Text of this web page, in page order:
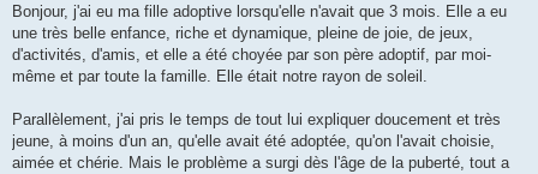
s
a
g
n
l
u
Bonjour, j'ai eu ma fille adoptive lorsqu'elle n'avait que 3 mois. Elle a eu
une très belle enfance, riche et dynamique, pleine de joie, de jeux,
d'activités, d'amis, et elle a été choyée par son père adoptif, par moi-
même et par toute la famille. Elle était notre rayon de soleil.
Parallèlement, j'ai pris le temps de tout lui expliquer doucement et très
jeune, à moins d'un an, qu'elle avait été adoptée, qu'on l'avait choisie,
aimée et chérie. Mais le problème a surgi dès l'âge de la puberté, tout a